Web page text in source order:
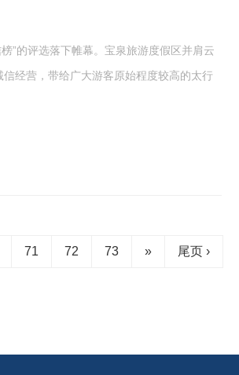
”的评选落下帷幕。宝泉旅游度假区并肩云
经营，带给广大游客原始程度较高的太行
71 72 73 » 尾页 ›